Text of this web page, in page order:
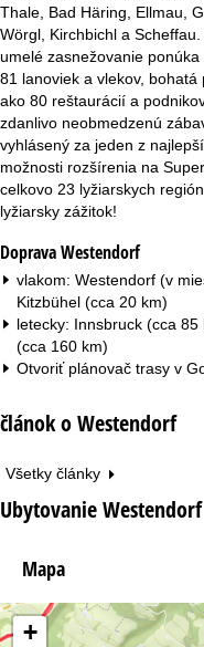
Thale, Bad Häring, Ellmau,
Wörgl, Kirchbichl a
umelé zasnežovanie
81 lanoviek a vlekov,
ako 80 reštaurácií a
zdanlivo neobmedzenú
vyhlásený za jeden z
možnosti rozšírenia na
celkovo 23 lyžiarskych
lyžiarsky zážitok!
Doprava Westendorf
vlakom: Westendorf (v
Kitzbühel (cca 20 km)
letecky: Innsbruck (cca
(cca 160 km)
Otvoriť plánovač trasy v
článok o Westendorf
Všetky články
Ubytovanie Westendorf
Mapa
+